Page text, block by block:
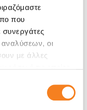
που
συνεργάτες
αναλύσεων, οι
με άλλες
€90,00